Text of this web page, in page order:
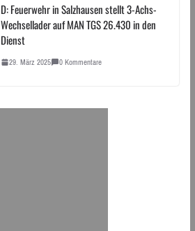
D: Feuerwehr in Salzhausen stellt 3-Achs-
Wechsellader auf MAN TGS 26.430 in den
Dienst
29. März 2025 0 Kommentare